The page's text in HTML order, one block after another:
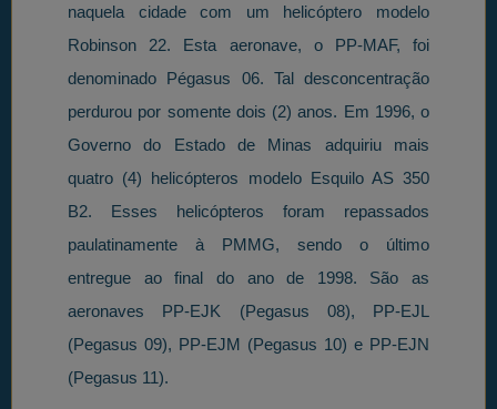
naquela cidade com um helicóptero modelo
Robinson 22. Esta aeronave, o PP-MAF, foi
denominado Pégasus 06. Tal desconcentração
perdurou por somente dois (2) anos. Em 1996, o
Governo do Estado de Minas adquiriu mais
quatro (4) helicópteros modelo Esquilo AS 350
B2. Esses helicópteros foram repassados
paulatinamente à PMMG, sendo o último
entregue ao final do ano de 1998. São as
aeronaves PP-EJK (Pegasus 08), PP-EJL
(Pegasus 09), PP-EJM (Pegasus 10) e PP-EJN
(Pegasus 11).